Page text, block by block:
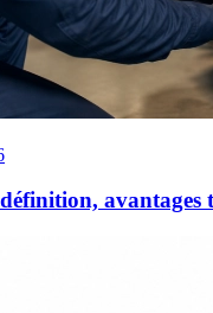
avantages